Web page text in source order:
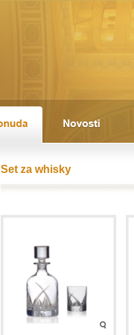
Set za whisky